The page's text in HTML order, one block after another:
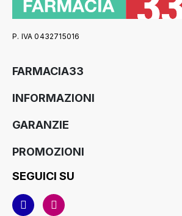
P. IVA 0432715016
FARMACIA33
INFORMAZIONI
GARANZIE
PROMOZIONI
SEGUICI SU